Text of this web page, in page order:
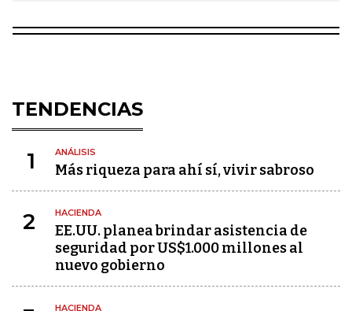
TENDENCIAS
1 ANÁLISIS
Más riqueza para ahí sí, vivir sabroso
2 HACIENDA
EE.UU. planea brindar asistencia de
seguridad por US$1.000 millones al
nuevo gobierno
HACIENDA